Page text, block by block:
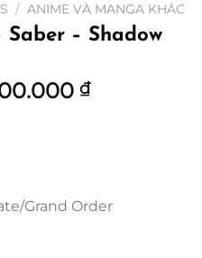
/ ANIME VÀ MANGA KHÁC
– Shadow
₫Khoảng
Grand Order